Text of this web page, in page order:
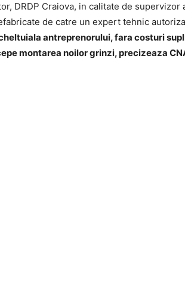
DRDP Craiova, in calitate de supervizor
de catre un expert tehnic
antreprenorului, fara costuri
montarea noilor grinzi, precizeaza